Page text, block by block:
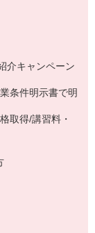
介キャンペーン
条件明示書で明
取得/講習料・